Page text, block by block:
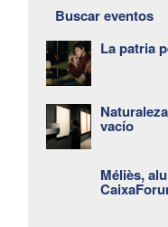
Buscar eventos
La patria
vacío
Méliès,